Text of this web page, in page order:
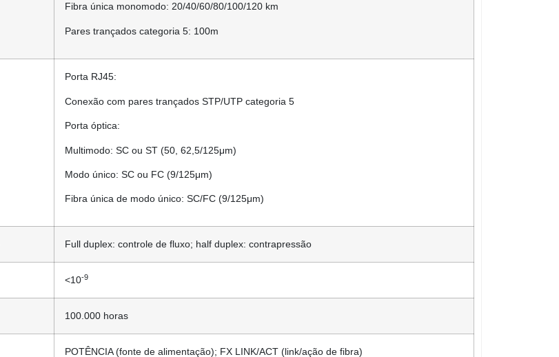
Fibra única monomodo: 20/40/60/80/100/120 km
Pares trançados categoria 5: 100m
Porta RJ45:
Conexão com pares trançados STP/UTP categoria 5
Porta óptica:
Multimodo: SC ou ST (50, 62,5/125μm)
Modo único: SC ou FC (9/125μm)
Fibra única de modo único: SC/FC (9/125μm)
Full duplex: controle de fluxo; half duplex: contrapressão
<10-9
100.000 horas
POTÊNCIA (fonte de alimentação); FX LINK/ACT (link/ação de fibra)